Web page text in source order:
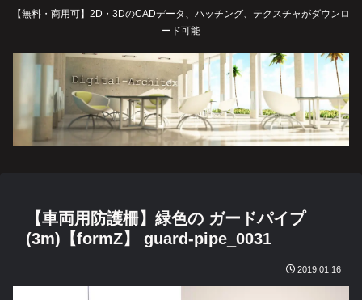
【無料・商用可】2D・3DのCADデータ、ハッチング、テクスチャがダウンロ
ード可能
【車両用防護柵】緑色の ガードパイプ
(3m)【formZ】 guard-pipe_0031
2019.01.16